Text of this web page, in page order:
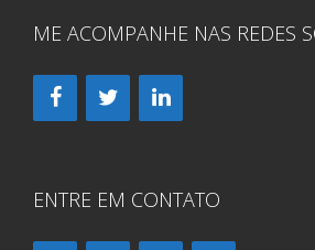
ME ACOMPANHE NAS REDES
ENTRE EM CONTATO